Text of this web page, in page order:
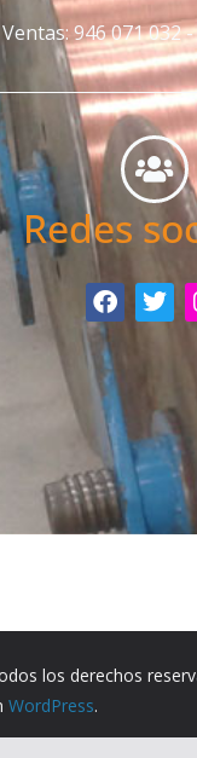
Ventas: 946 071 032
Redes
los derechos
WordPress.